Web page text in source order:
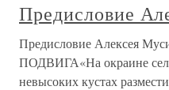
Предисловие
Предисловие Алексея
ПОДВИГА«На окраине
невысоких кустах